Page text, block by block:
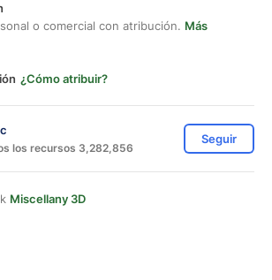
o comercial con atribución. Más
¿Cómo atribuir?
los recursos 3,282,856
Seguir
Miscellany 3D